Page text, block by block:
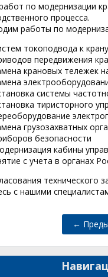
по модернизации
процесса.
работы по
токоподвода к
передвижения
крановых тележек
системы
тиристорного
грузозахватных
безопасности
кабины
с учета в органах
технического
с нашими
←